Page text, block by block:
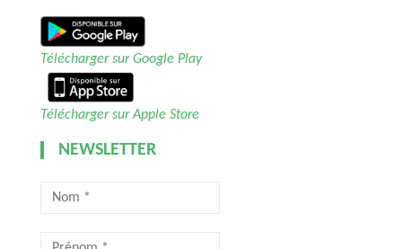
Télécharger sur Google Play
Télécharger sur Apple Store
NEWSLETTER